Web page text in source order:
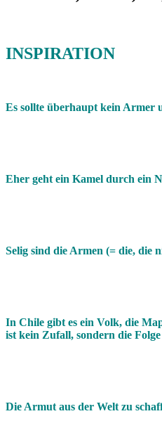
INSPIRATION
Es sollte überhaupt kein Armer
Eher geht ein Kamel durch ein
Selig sind die Armen (= die, die
In Chile gibt es ein Volk, die
ist kein Zufall, sondern die
Die Armut aus der Welt zu